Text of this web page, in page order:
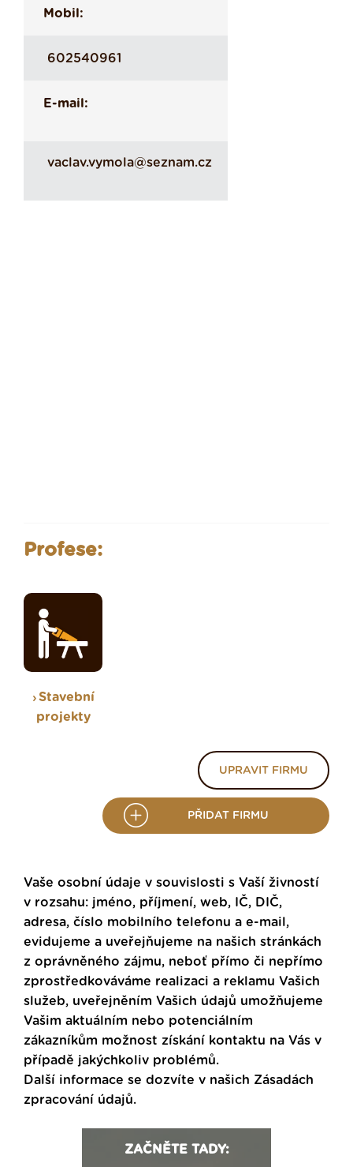
Mobil:
602540961
E-mail:
vaclav.vymola@seznam.cz
Profese:
Stavební
projekty
UPRAVIT FIRMU
PŘIDAT FIRMU
Vaše osobní údaje v souvislosti s Vaší živností
v rozsahu: jméno, příjmení, web, IČ, DIČ,
adresa, číslo mobilního telefonu a e-mail,
evidujeme a uveřejňujeme na našich stránkách
z oprávněného zájmu, neboť přímo či nepřímo
zprostředkováváme realizaci a reklamu Vašich
služeb, uveřejněním Vašich údajů umožňujeme
Vašim aktuálním nebo potenciálním
zákazníkům možnost získání kontaktu na Vás v
případě jakýchkoliv problémů.
Další informace se dozvíte v našich Zásadách
zpracování údajů.
ZAČNĚTE TADY: